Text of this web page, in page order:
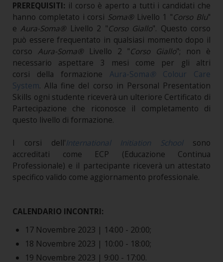
PREREQUISITI: il corso è aperto a tutti i candidati che
hanno completato i corsi Soma® Livello 1 "Corso Blu"
eAura-Soma® Livello 2 "Corso Giallo". Questo corso
può essere frequentato in qualsiasi momento dopo il
corso Aura-Soma® Livello 2 "Corso Giallo"; non è
necessario aspettare 3 mesi come per gli altri
corsi della formazione Aura-Soma® Colour Care
System. Alla fine del corso in Personal Presentation
Skills ogni studente riceverà un ulteriore Certificato di
Partecipazione che riconosce il completamento di
questo livello di formazione.
I corsi dell'International Initiation Schoolsono
accreditati come ECP (Educazione Continua
Professionale) e il partecipante riceverà un attestato
specifico valido come aggiornamento professionale.
CALENDARIO INCONTRI:
17 Novembre 2023 | 14:00 - 20:00;
18 Novembre 2023 | 10:00 - 18:00;
19 Novembre 2023 | 9:00 - 17:00.